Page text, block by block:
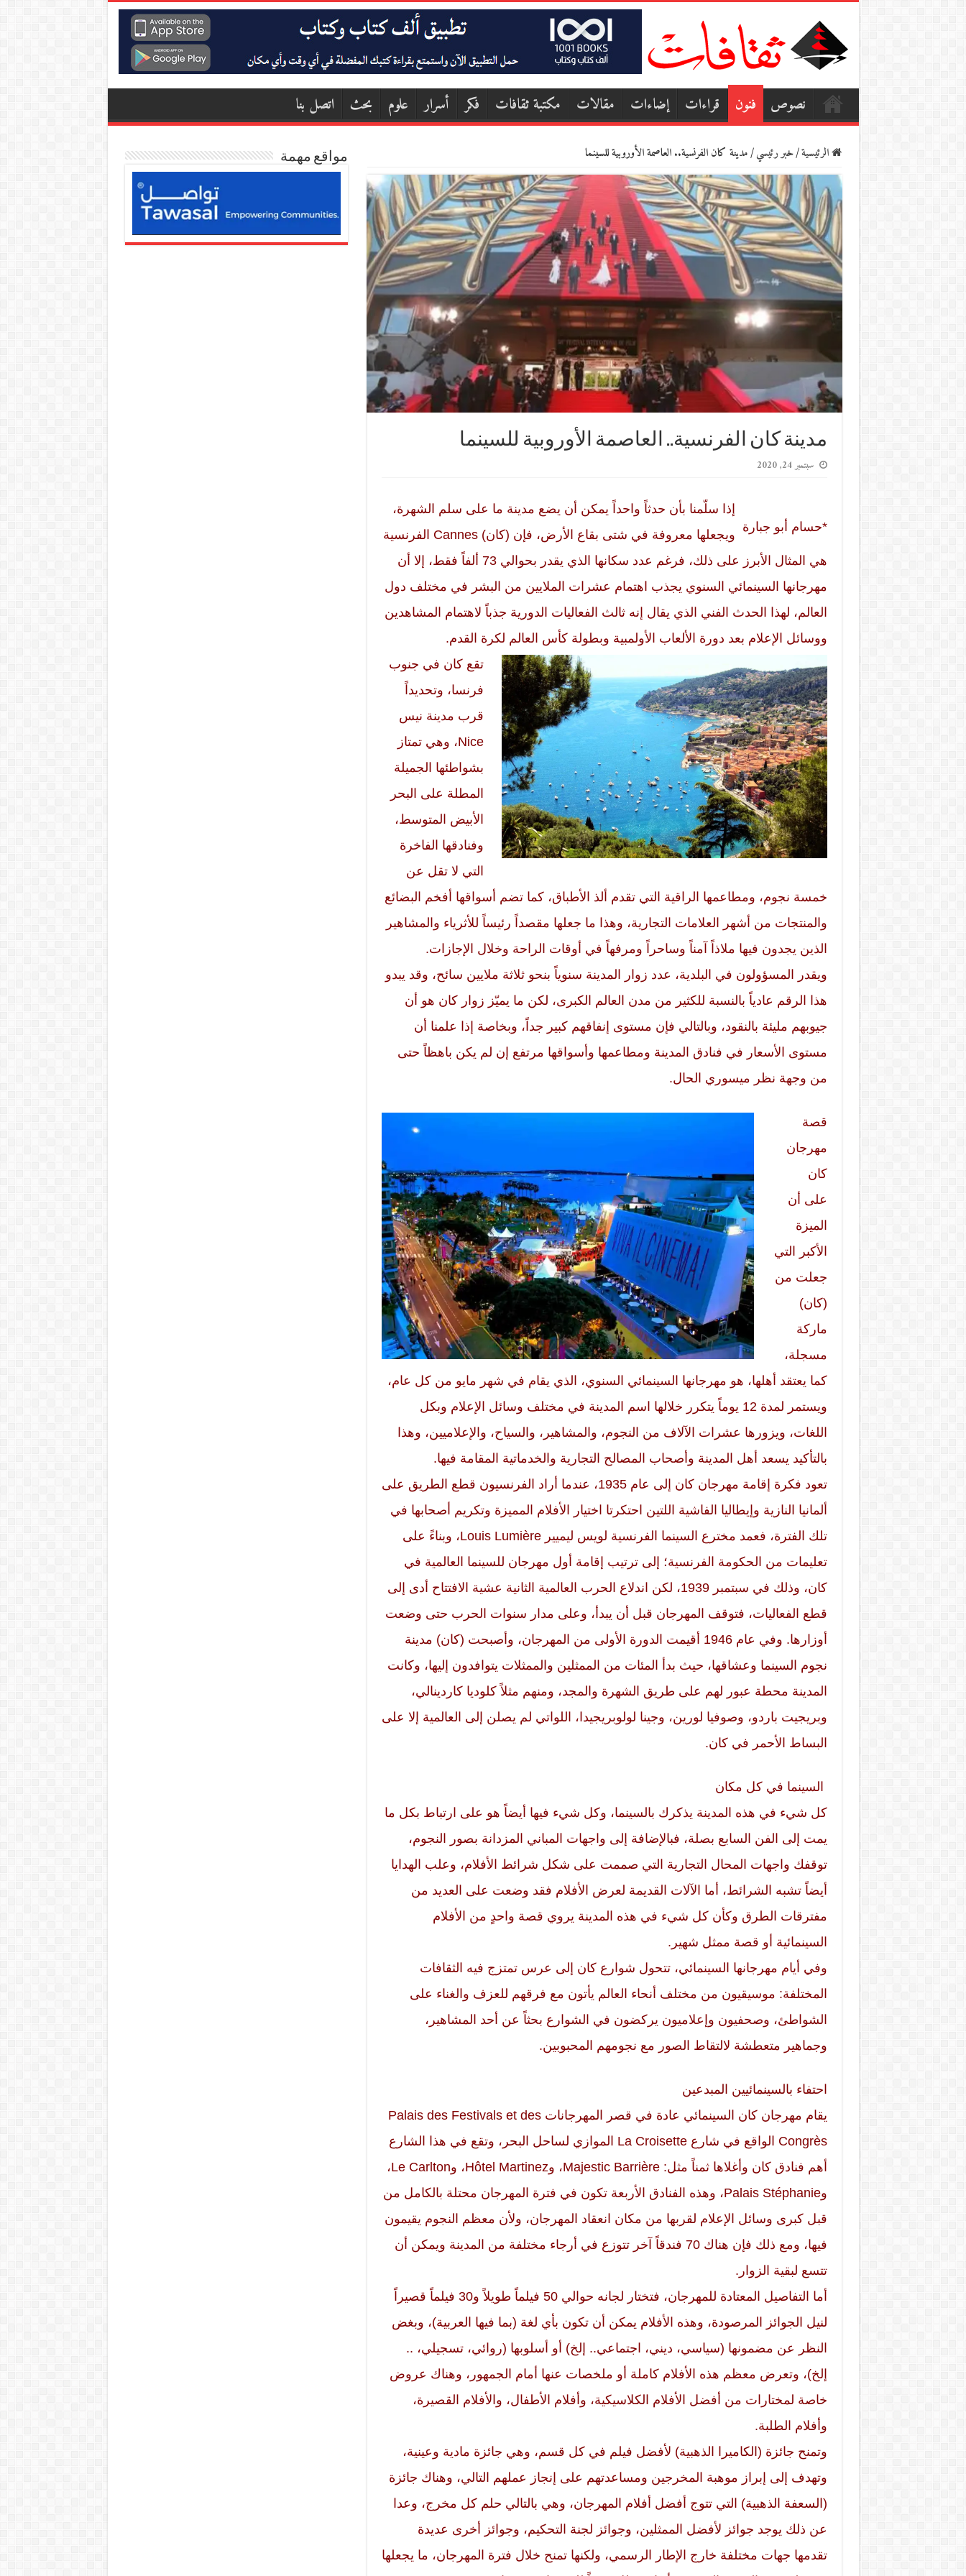
نصوص فنون قراءات إضاءات مقالات مكتبة ثقافات فكر أسرار علوم بحث اتصل بنا
الرئيسية/خبر رئيسي/مدينة كان الفرنسية.. العاصمة الأوروبية للسينما
مدينة كان الفرنسية.. العاصمة الأوروبية للسينما
سبتمبر 24, 2020
*حسام أبو جبارة
إذا سلّمنا بأن حدثاً واحداً يمكن أن يضع مدينة ما على سلم الشهرة،
ويجعلها معروفة في شتى بقاع الأرض، فإن (كان) Cannes الفرنسية
هي المثال الأبرز على ذلك، فرغم عدد سكانها الذي يقدر بحوالي 73 ألفاً فقط، إلا أن
مهرجانها السينمائي السنوي يجذب اهتمام عشرات الملايين من البشر في مختلف دول
العالم، لهذا الحدث الفني الذي يقال إنه ثالث الفعاليات الدورية جذباً لاهتمام المشاهدين
ووسائل الإعلام بعد دورة الألعاب الأولمبية وبطولة كأس العالم لكرة القدم.
تقع كان في جنوب
فرنسا، وتحديداً
قرب مدينة نيس
Nice، وهي تمتاز
بشواطئها الجميلة
المطلة على البحر
الأبيض المتوسط،
وفنادقها الفاخرة
التي لا تقل عن
خمسة نجوم، ومطاعمها الراقية التي تقدم ألذ الأطباق، كما تضم أسواقها أفخم البضائع
والمنتجات من أشهر العلامات التجارية، وهذا ما جعلها مقصداً رئيساً للأثرياء والمشاهير
الذين يجدون فيها ملاذاً آمناً وساحراً ومرفهاً في أوقات الراحة وخلال الإجازات.
ويقدر المسؤولون في البلدية، عدد زوار المدينة سنوياً بنحو ثلاثة ملايين سائح، وقد يبدو
هذا الرقم عادياً بالنسبة للكثير من مدن العالم الكبرى، لكن ما يميّز زوار كان هو أن
جيوبهم مليئة بالنقود، وبالتالي فإن مستوى إنفاقهم كبير جداً، وبخاصة إذا علمنا أن
مستوى الأسعار في فنادق المدينة ومطاعمها وأسواقها مرتفع إن لم يكن باهظاً حتى
من وجهة نظر ميسوري الحال.
قصة
مهرجان
كان
على أن
الميزة
الأكبر التي
جعلت من
(كان)
ماركة
مسجلة،
كما يعتقد أهلها، هو مهرجانها السينمائي السنوي، الذي يقام في شهر مايو من كل عام،
ويستمر لمدة 12 يوماً يتكرر خلالها اسم المدينة في مختلف وسائل الإعلام وبكل
اللغات، ويزورها عشرات الآلاف من النجوم، والمشاهير، والسياح، والإعلاميين، وهذا
بالتأكيد يسعد أهل المدينة وأصحاب المصالح التجارية والخدماتية المقامة فيها.
تعود فكرة إقامة مهرجان كان إلى عام 1935، عندما أراد الفرنسيون قطع الطريق على
ألمانيا النازية وإيطاليا الفاشية اللتين احتكرتا اختيار الأفلام المميزة وتكريم أصحابها في
تلك الفترة، فعمد مخترع السينما الفرنسية لويس ليميير Louis Lumière، وبناءً على
تعليمات من الحكومة الفرنسية؛ إلى ترتيب إقامة أول مهرجان للسينما العالمية في
كان، وذلك في سبتمبر 1939، لكن اندلاع الحرب العالمية الثانية عشية الافتتاح أدى إلى
قطع الفعاليات، فتوقف المهرجان قبل أن يبدأ، وعلى مدار سنوات الحرب حتى وضعت
أوزارها. وفي عام 1946 أقيمت الدورة الأولى من المهرجان، وأصبحت (كان) مدينة
نجوم السينما وعشاقها، حيث بدأ المئات من الممثلين والممثلات يتوافدون إليها، وكانت
المدينة محطة عبور لهم على طريق الشهرة والمجد، ومنهم مثلاً كلوديا كاردينالي،
وبريجيت باردو، وصوفيا لورين، وجينا لولوبريجيدا، اللواتي لم يصلن إلى العالمية إلا على
البساط الأحمر في كان.
السينما في كل مكان
كل شيء في هذه المدينة يذكرك بالسينما، وكل شيء فيها أيضاً هو على ارتباط بكل ما
يمت إلى الفن السابع بصلة، فبالإضافة إلى واجهات المباني المزدانة بصور النجوم،
توقفك واجهات المحال التجارية التي صممت على شكل شرائط الأفلام، وعلب الهدايا
أيضاً تشبه الشرائط، أما الآلات القديمة لعرض الأفلام فقد وضعت على العديد من
مفترقات الطرق وكأن كل شيء في هذه المدينة يروي قصة واحدٍ من الأفلام
السينمائية أو قصة ممثل شهير.
وفي أيام مهرجانها السينمائي، تتحول شوارع كان إلى عرس تمتزج فيه الثقافات
المختلفة: موسيقيون من مختلف أنحاء العالم يأتون مع فرقهم للعزف والغناء على
الشواطئ، وصحفيون وإعلاميون يركضون في الشوارع بحثاً عن أحد المشاهير،
وجماهير متعطشة لالتقاط الصور مع نجومهم المحبوبين.
احتفاء بالسينمائيين المبدعين
يقام مهرجان كان السينمائي عادة في قصر المهرجانات Palais des Festivals et des
Congrès الواقع في شارع La Croisette الموازي لساحل البحر، وتقع في هذا الشارع
أهم فنادق كان وأغلاها ثمناً مثل: Majestic Barrière، وHôtel Martinez، وLe Carlton،
وPalais Stéphanie، وهذه الفنادق الأربعة تكون في فترة المهرجان محتلة بالكامل من
قبل كبرى وسائل الإعلام لقربها من مكان انعقاد المهرجان، ولأن معظم النجوم يقيمون
فيها، ومع ذلك فإن هناك 70 فندقاً آخر تتوزع في أرجاء مختلفة من المدينة ويمكن أن
تتسع لبقية الزوار.
أما التفاصيل المعتادة للمهرجان، فتختار لجانه حوالي 50 فيلماً طويلاً و30 فيلماً قصيراً
لنيل الجوائز المرصودة، وهذه الأفلام يمكن أن تكون بأي لغة (بما فيها العربية)، وبغض
النظر عن مضمونها (سياسي، ديني، اجتماعي.. إلخ) أو أسلوبها (روائي، تسجيلي، ..
إلخ)، وتعرض معظم هذه الأفلام كاملة أو ملخصات عنها أمام الجمهور، وهناك عروض
خاصة لمختارات من أفضل الأفلام الكلاسيكية، وأفلام الأطفال، والأفلام القصيرة،
وأفلام الطلبة.
وتمنح جائزة (الكاميرا الذهبية) لأفضل فيلم في كل قسم، وهي جائزة مادية وعينية،
وتهدف إلى إبراز موهبة المخرجين ومساعدتهم على إنجاز عملهم التالي، وهناك جائزة
(السعفة الذهبية) التي تتوج أفضل أفلام المهرجان، وهي بالتالي حلم كل مخرج، وعدا
عن ذلك يوجد جوائز لأفضل الممثلين، وجوائز لجنة التحكيم، وجوائز أخرى عديدة
تقدمها جهات مختلفة خارج الإطار الرسمي، ولكنها تمنح خلال فترة المهرجان، ما يجعلها
مواقع مهمة